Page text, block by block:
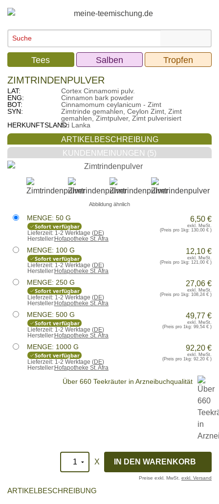
Tees Salben Tropfen
ZIMTRINDENPULVER
LAT:
Cortex Cinnamomi pulv.
ENG:
Cinnamon bark powder
BOT:
Cinnamomum ceylanicum - Zimt
SYN:
Zimtrinde gemahlen, Ceylon Zimt, Zimt
gemahlen, Zimtpulver, Zimt pulverisiert
HERKUNFTSLAND:Sri Lanka
ARTIKELBESCHREIBUNG
KUNDENMEINUNGEN (5)
Abbildung ähnlich
MENGE: 50 G
Sofort verfügbar
Lieferzeit: 1-2 Werktage (DE)
Hersteller:Hofapotheke St. Afra
6,50 €
exkl. MwSt.
(Preis pro 1kg: 130,00 €)
MENGE: 100 G
Sofort verfügbar
Lieferzeit: 1-2 Werktage (DE)
Hersteller:Hofapotheke St. Afra
12,10 €
exkl. MwSt.
(Preis pro 1kg: 121,00 €)
MENGE: 250 G
Sofort verfügbar
Lieferzeit: 1-2 Werktage (DE)
Hersteller:Hofapotheke St. Afra
27,06 €
exkl. MwSt.
(Preis pro 1kg: 108,24 €)
MENGE: 500 G
Sofort verfügbar
Lieferzeit: 1-2 Werktage (DE)
Hersteller:Hofapotheke St. Afra
49,77 €
exkl. MwSt.
(Preis pro 1kg: 99,54 €)
MENGE: 1000 G
Sofort verfügbar
Lieferzeit: 1-2 Werktage (DE)
Hersteller:Hofapotheke St. Afra
92,20 €
exkl. MwSt.
(Preis pro 1kg: 92,20 €)
Über 660 Teekräuter in Arzneibuchqualität
X
Preise exkl. MwSt. exkl. Versand
ARTIKELBESCHREIBUNG